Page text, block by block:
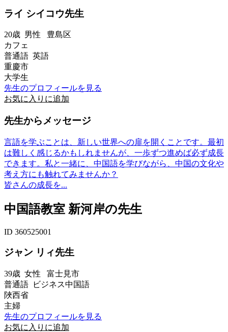
ライ シイコウ先生
20歳 男性 豊島区
カフェ
普通語 英語
重慶市
大学生
先生のプロフィールを見る
お気に入りに追加
先生からメッセージ
言語を学ぶことは、新しい世界への扉を開くことです。最初
は難しく感じるかもしれませんが、一歩ずつ進めば必ず成長
できます。私と一緒に、中国語を学びながら、中国の文化や
考え方にも触れてみませんか？
皆さんの成長を...
中国語教室 新河岸の先生
ID 360525001
ジャン リィ先生
39歳 女性 富士見市
普通語 ビジネス中国語
陜西省
主婦
先生のプロフィールを見る
お気に入りに追加